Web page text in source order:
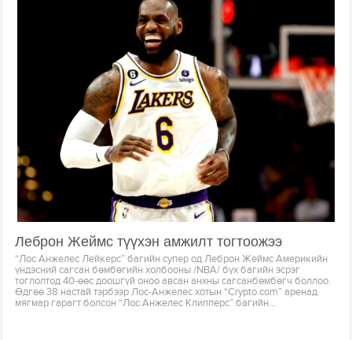
Леброн Жеймс түүхэн амжилт тогтоожээ
“Лос Анжелес Лейкерс” багийн супер од Леброн Жеймс Америкийн
үндэсний сагсан бөмбөгийн холбооны /NBA/ бүх багийн эсрэг
тоглолтод 40-өөс доошгүй оноо авсан анхны сагсанбөмбөгч боллоо.
Өдгөө 38 настай тэрбээр Лос-Анжелес хотын “Crypto.com” аренад
мягмар гарагт болсон “Лос Анжелес Клипперс” багийн...